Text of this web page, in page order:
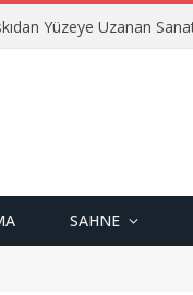
Yüzeye Uzanan
SAHNE